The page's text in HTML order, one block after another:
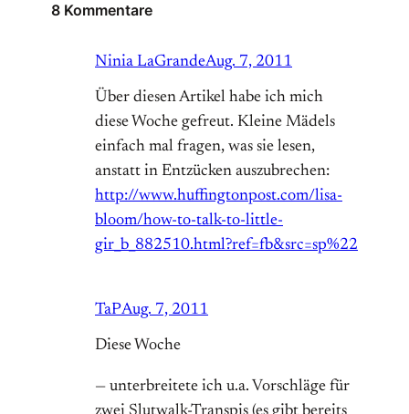
8 Kommentare
Ninia LaGrandeAug. 7, 2011
Über diesen Artikel habe ich mich
diese Woche gefreut. Kleine Mädels
einfach mal fragen, was sie lesen,
anstatt in Entzücken auszubrechen:
http://www.huffingtonpost.com/lisa-
bloom/how-to-talk-to-little-
gir_b_882510.html?ref=fb&src=sp%22
TaPAug. 7, 2011
Diese Woche
— unterbreitete ich u.a. Vorschläge für